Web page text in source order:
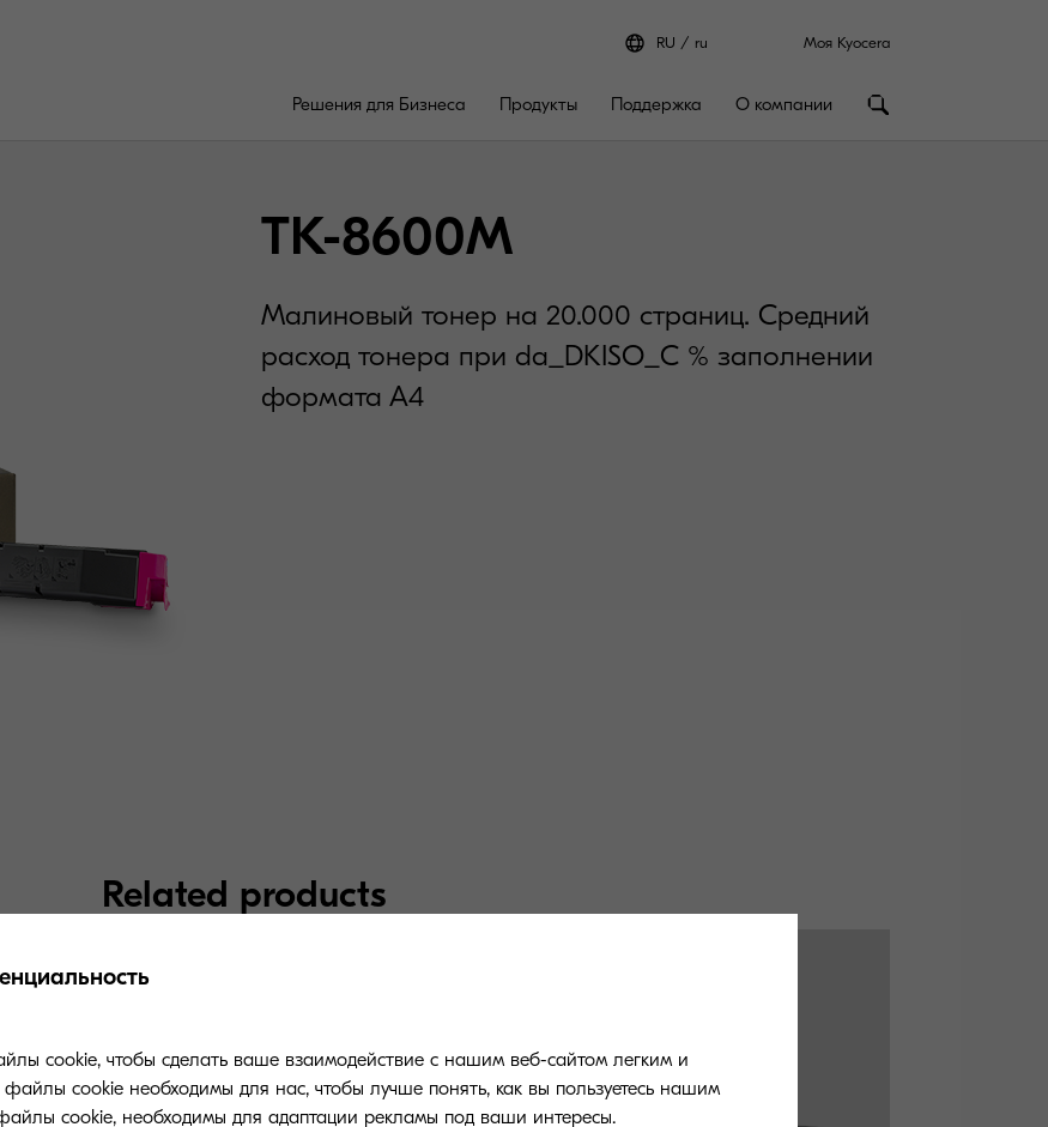
RU ru Моя Kyocera
Решения для Бизнеса Продукты Поддержка О компании
TK-8600M
Малиновый тонер на 20.000 страниц. Средний
расход тонера при da_DKISO_C % заполнении
формата А4
Related products
cookie, чтобы сделать ваше взаимодействие с нашим веб-сайтом легким и
cookie необходимы для нас, чтобы лучше понять, как вы пользуетесь нашим
cookie, необходимы для адаптации рекламы под ваши интересы.